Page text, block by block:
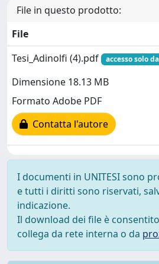
File in questo prodotto:
File
Tesi_Adinolfi (4).pdf
accesso solo
Dimensione 18.13 MB
Formato Adobe PDF
Contatta l'autore
I documenti in UNITESI sono
e tutti i diritti sono riservati,
indicazione.
Il download dei file è
collega da rete interna o da